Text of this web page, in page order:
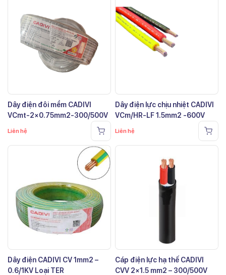
Dây điện đôi mềm CADIVI
VCmt-2×0.75mm2-300/500V
Liên hệ
Dây điện lực chịu nhiệt CADIVI
VCm/HR-LF 1.5mm2 -600V
Liên hệ
Dây điện CADIVI CV 1mm2 –
0.6/1KV Loại TER
Cáp điện lực hạ thế CADIVI
CVV 2×1.5 mm2 – 300/500V